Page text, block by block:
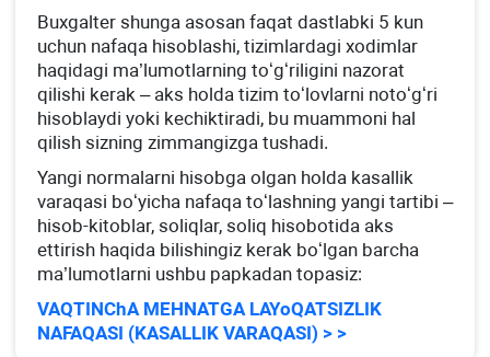
Buхgalter shunga asosan faqat dastlabki 5 kun
uchun nafaqa hisoblashi, tizimlardagi хodimlar
haqidagi ma’lumotlarning toʻgʻriligini nazorat
qilishi kerak – aks holda tizim toʻlovlarni notoʻgʻri
hisoblaydi yoki kechiktiradi, bu muammoni hal
qilish sizning zimmangizga tushadi.
Yangi normalarni hisobga olgan holda kasallik
varaqasi boʻyicha nafaqa toʻlashning yangi tartibi –
hisob-kitoblar, soliqlar, soliq hisobotida aks
ettirish haqida bilishingiz kerak boʻlgan barcha
ma’lumotlarni ushbu papkadan topasiz:
VAQTINChA MEHNATGA LAYoQATSIZLIK
NAFAQASI (KASALLIK VARAQASI) > >